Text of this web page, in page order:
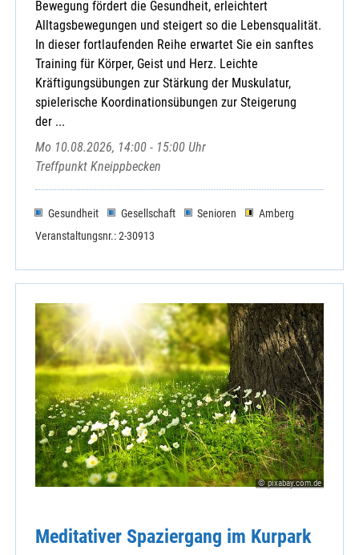
Bewegung fördert die Gesundheit, erleichtert
Alltagsbewegungen und steigert so die Lebensqualität.
In dieser fortlaufenden Reihe erwartet Sie ein sanftes
Training für Körper, Geist und Herz. Leichte
Kräftigungsübungen zur Stärkung der Muskulatur,
spielerische Koordinationsübungen zur Steigerung
der ...
Mo 10.08.2026, 14:00 - 15:00 Uhr
Treffpunkt Kneippbecken
Gesundheit Gesellschaft Senioren
Amberg
Veranstaltungsnr.: 2-30913
© pixabay.com.de
Meditativer Spaziergang im Kurpark